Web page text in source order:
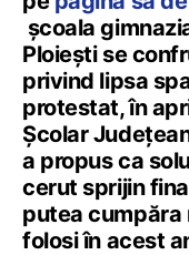
școala
Ploieşti se
privind lipsa
protestat, în
Şcolar
a propus ca
cerut sprijin
putea cumpăra
folosi în acest